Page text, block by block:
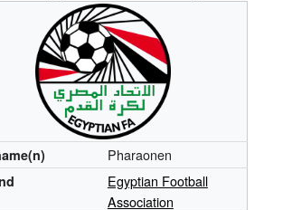
Pharaonen
Egyptian Football
Association